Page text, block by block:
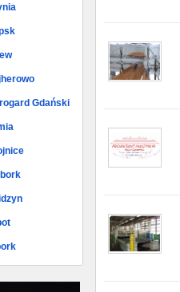
Gdański